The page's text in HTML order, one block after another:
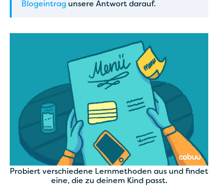
Blogeintrag unsere Antwort darauf.
Probiert verschiedene Lernmethoden aus und findet
eine, die zu deinem Kind passt.